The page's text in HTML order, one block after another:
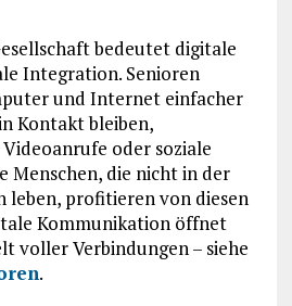
bedeutet digitale
Integration. Senioren
und Internet einfacher
Kontakt bleiben,
oder soziale
Menschen, die nicht in der
leben, profitieren von diesen
Kommunikation öffnet
voller Verbindungen – siehe
.